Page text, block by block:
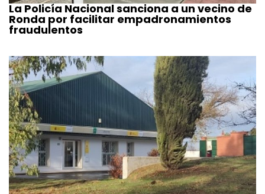
La Policía Nacional sanciona a un vecino de
Ronda por facilitar empadronamientos
fraudulentos